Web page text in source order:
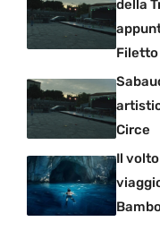
della
Filetto
Circe
Il